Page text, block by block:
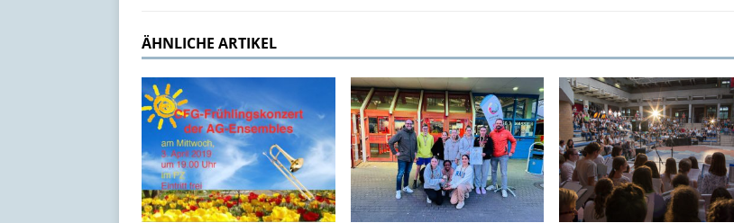
ÄHNLICHE ARTIKEL